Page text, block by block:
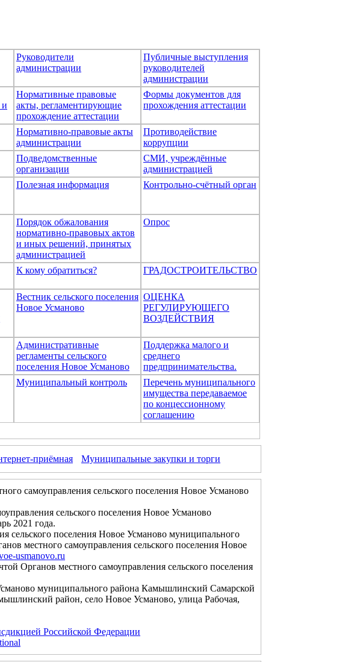
Руководители
администрации
Публичные выступления
руководителей
администрации
и
Нормативные правовые
акты, регламентирующие
прохождение аттестации
Формы документов для
прохождения аттестации
Нормативно-правовые акты
администрации
Противодействие
коррупции
Подведомственные
организации
СМИ, учреждённые
администрацией
Полезная информация Контрольно-счётный орган
Порядок обжалования
нормативно-правовых актов
и иных решений, принятых
администрацией
Опрос
К кому обратиться? ГРАДОСТРОИТЕЛЬСТВО
Вестник сельского поселения
Новое Усманово
ОЦЕНКА
РЕГУЛИРУЮЩЕГО
ВОЗДЕЙСТВИЯ
Административные
регламенты сельского
поселения Новое Усманово
Поддержка малого и
среднего
предпринимательства.
Муниципальный контроль
Перечень муниципального
имущества передаваемое
по концессионному
соглашению
приёмная Муниципальные закупки и торги
самоуправления сельского поселения Новое Усманово
сельского поселения Новое Усманово
2021 года.
сельского поселения Новое Усманово муниципального
местного самоуправления сельского поселения Новое
usmanovo.ru
Органов местного самоуправления сельского поселения
муниципального района Камышлинский Самарской
район, село Новое Усманово, улица Рабочая,
Российской Федерации